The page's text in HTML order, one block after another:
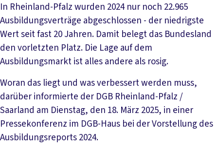
In Rheinland-Pfalz wurden 2024 nur noch 22.965
Ausbildungsverträge abgeschlossen - der niedrigste
Wert seit fast 20 Jahren. Damit belegt das Bundesland
den vorletzten Platz. Die Lage auf dem
Ausbildungsmarkt ist alles andere als rosig.
Woran das liegt und was verbessert werden muss,
darüber informierte der DGB Rheinland-Pfalz /
Saarland am Dienstag, den 18. März 2025, in einer
Pressekonferenz im DGB-Haus bei der Vorstellung des
Ausbildungsreports 2024.